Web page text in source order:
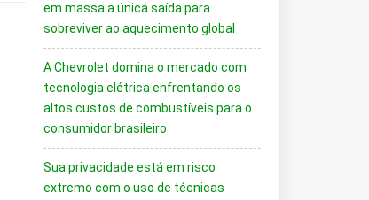
em massa a única saída para
sobreviver ao aquecimento global
A Chevrolet domina o mercado com
tecnologia elétrica enfrentando os
altos custos de combustíveis para o
consumidor brasileiro
Sua privacidade está em risco
extremo com o uso de técnicas